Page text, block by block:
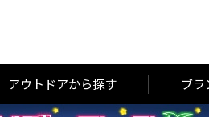
アウトドアから探す ブ